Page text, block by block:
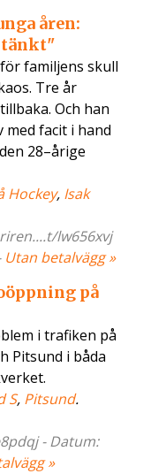
åren:
familjens skull
Tre år
Och han
facit i hand
28–årige
Hockey, Isak
lw656xvj
Utan betalvägg »
på
i trafiken på
Pitsund i båda
S, Pitsund.
- Datum:
»